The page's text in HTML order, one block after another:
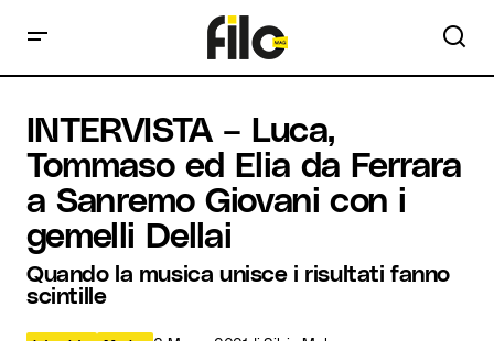
Giovani con i gemelli Dellai
INTERVISTA – Luca,
Tommaso ed Elia da Ferrara
a Sanremo Giovani con i
gemelli Dellai
Quando la musica unisce i risultati fanno
scintille